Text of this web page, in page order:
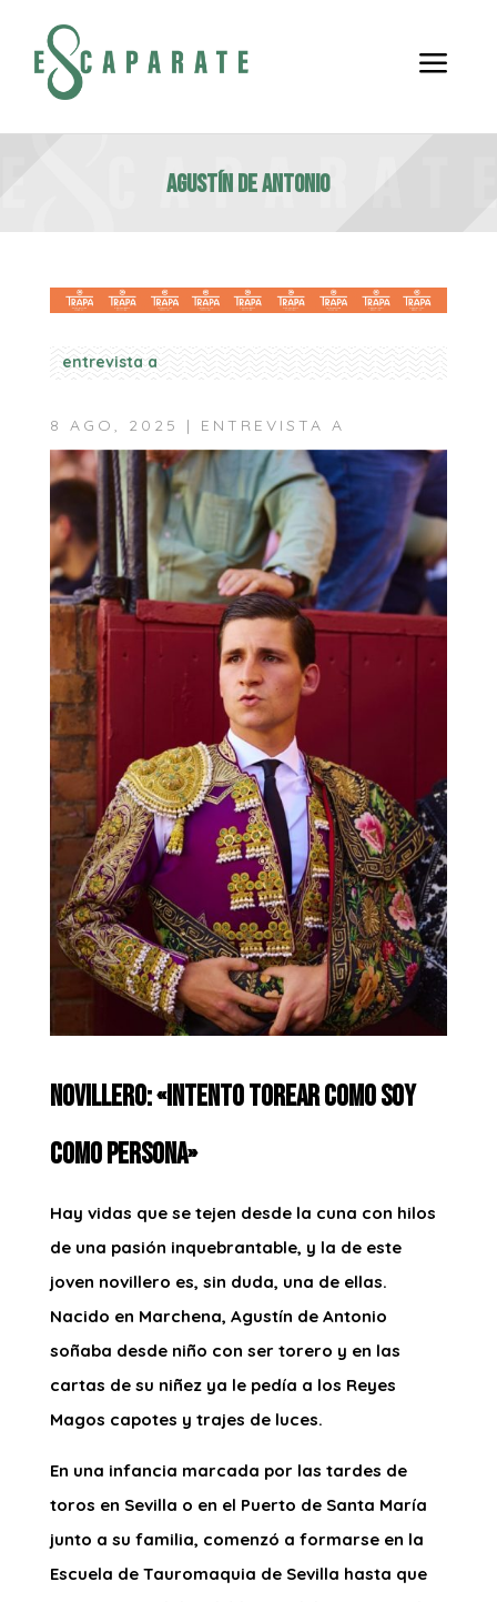
a
AGUSTÍN DE ANTONIO
entrevista a
8 AGO, 2025 | ENTREVISTA A
NOVILLERO: «INTENTO TOREAR COMO SOY
COMO PERSONA»
Hay vidas que se tejen desde la cuna con hilos
de una pasión inquebrantable, y la de este
joven novillero es, sin duda, una de ellas.
Nacido en Marchena, Agustín de Antonio
soñaba desde niño con ser torero y en las
cartas de su niñez ya le pedía a los Reyes
Magos capotes y trajes de luces.
En una infancia marcada por las tardes de
toros en Sevilla o en el Puerto de Santa María
junto a su familia, comenzó a formarse en la
Escuela de Tauromaquia de Sevilla hasta que